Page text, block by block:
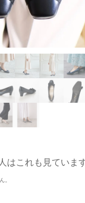
はこれも見ていま
。